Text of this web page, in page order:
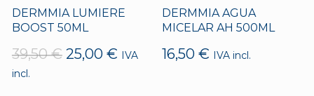
DERMMIA LUMIERE
BOOST 50ML
39,50€ El
25,00 €El
IVA
incl.
DERMMIA AGUA
MICELAR AH 500ML
16,50 € IVA incl.